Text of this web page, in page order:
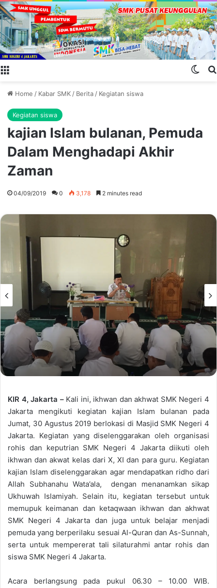
Home / Kabar SMK / Berita / Kegiatan siswa
Kegiatan siswa
kajian Islam bulanan, Pemuda
Dalam Menghadapi Akhir
Zaman
04/09/2019 0 3,178 2 minutes read
KIR 4, Jakarta –Kali ini, ikhwan dan akhwat SMK Negeri 4
Jakarta mengikuti kegiatan kajian Islam bulanan pada
Jumat, 30 Agustus 2019 berlokasi di Masjid SMK Negeri 4
Jakarta. Kegiatan yang diselenggarakan oleh organisasi
rohis dan keputrian SMK Negeri 4 Jakarta diikuti oleh
ikhwan dan akwat kelas dari X, XI dan para guru. Kegiatan
kajian Islam diselenggarakan agar mendapatkan ridho dari
Allah Subhanahu Wata’ala, dengan menanamkan sikap
Ukhuwah Islamiyah. Selain itu, kegiatan tersebut untuk
memupuk keimanan dan ketaqwaan ikhwan dan akhwat
SMK Negeri 4 Jakarta dan juga untuk belajar menjadi
pemuda yang berperilaku sesuai Al-Quran dan As-Sunnah,
serta untuk mempererat tali silaturahmi antar rohis dan
siswa SMK Negeri 4 Jakarta.
Acara berlangsung pada pukul 06.30 – 10.00 WIB.